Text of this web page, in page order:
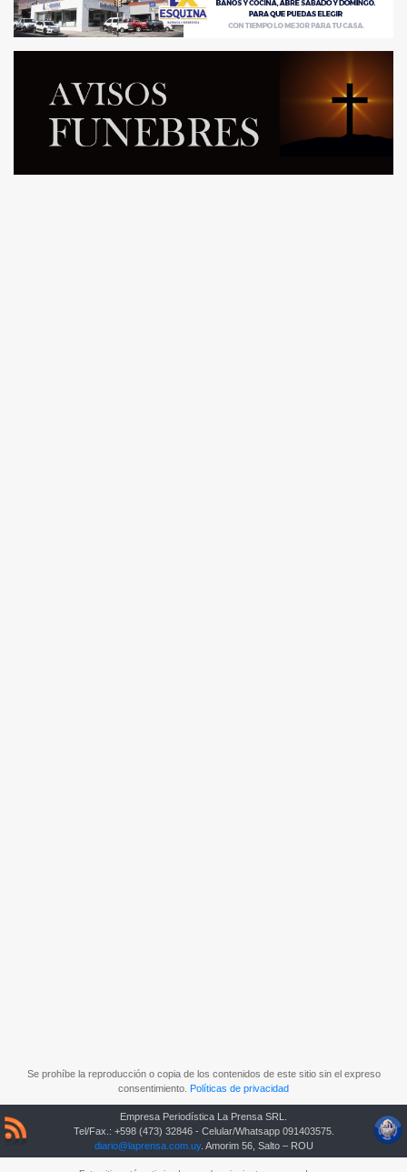
Se prohíbe la reproducción o copia de los contenidos de este sitio sin el expreso
consentimiento. Políticas de privacidad
Empresa Periodística La Prensa SRL.
Tel/Fax.: +598 (473) 32846 - Celular/Whatsapp 091403575.
diario@laprensa.com.uy. Amorim 56, Salto – ROU